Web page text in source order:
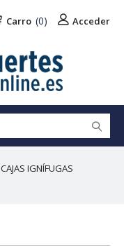
Carro (0) Acceder
CAJAS IGNÍFUGAS